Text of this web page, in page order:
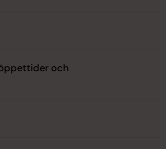
och